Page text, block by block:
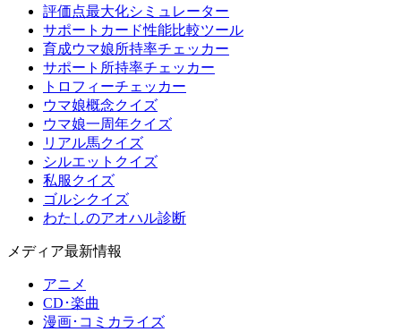
評価点最大化シミュレーター
サポートカード性能比較ツール
育成ウマ娘所持率チェッカー
サポート所持率チェッカー
トロフィーチェッカー
ウマ娘概念クイズ
ウマ娘一周年クイズ
リアル馬クイズ
シルエットクイズ
私服クイズ
ゴルシクイズ
わたしのアオハル診断
メディア最新情報
アニメ
CD･楽曲
漫画･コミカライズ